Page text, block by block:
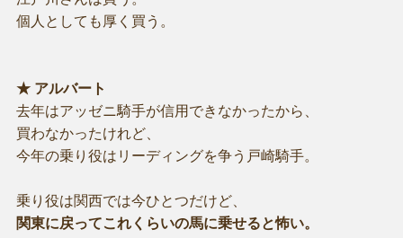
個人としても厚く買う。
★ アルバート
去年はアッゼニ騎手が信用できなかったから、
買わなかったけれど、
今年の乗り役はリーディングを争う戸崎騎手。
乗り役は関西では今ひとつだけど、
関東に戻ってこれくらいの馬に乗せると怖い。